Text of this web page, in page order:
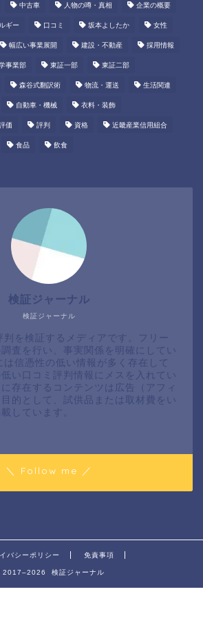
中古車 人物の噂・真相 企業の概要
ギー 口コミ 坂本よしたか 女性
幅広い事業展開 建設・不動産 採用情報
事業部 東証一部 東証二部
森谷式翻訳術 物流・運送 生活関連
自動車・機械 衣料・装飾
価 評判 資格 近畿産業信用組合
食品 飲食
検証ジャーナル
検証ジャーナル
判を検証するメディアです。フリー
査を行い、事実関係を明確にしてい
は信憑性の低い情報が多く存在して
い口コミ評判情報にメスを入れてい
存在するコンテンツは広告（アフィ
目的として、試供品または取材費をい
しています。
＼ Follow me ／
バシーポリシー 免責事項
2017–2026 検証ジャーナル